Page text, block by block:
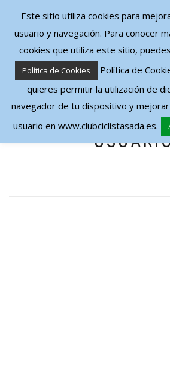
CAMBIAR NAVEGACIÓN
Este sitio utiliza cookies para
usuario y navegación. Para conocer
cookies que utiliza este sitio,
Política de Cookies
Política de
quieres permitir la utilización de
navegador de tu dispositivo y
usuario en www.clubciclistasada.es.